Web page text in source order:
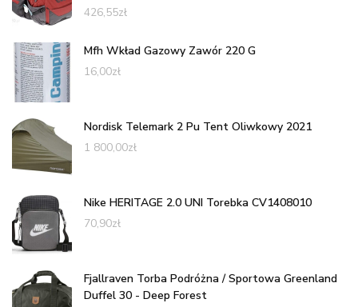
426,55zł
Mfh Wkład Gazowy Zawór 220 G
16,00zł
Nordisk Telemark 2 Pu Tent Oliwkowy 2021
1 800,00zł
Nike HERITAGE 2.0 UNI Torebka CV1408010
70,90zł
Fjallraven Torba Podróżna / Sportowa Greenland
Duffel 30 - Deep Forest